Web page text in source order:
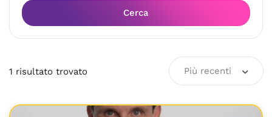
Cerca
1 risultato trovato Più recenti